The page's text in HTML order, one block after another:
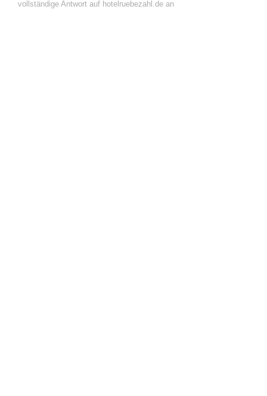
vollständige Antwort auf hotelruebezahl.de an